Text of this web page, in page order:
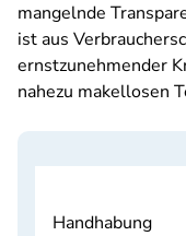
mangelnde
ist aus
ernstzunehmender
nahezu makellosen
Handhabung